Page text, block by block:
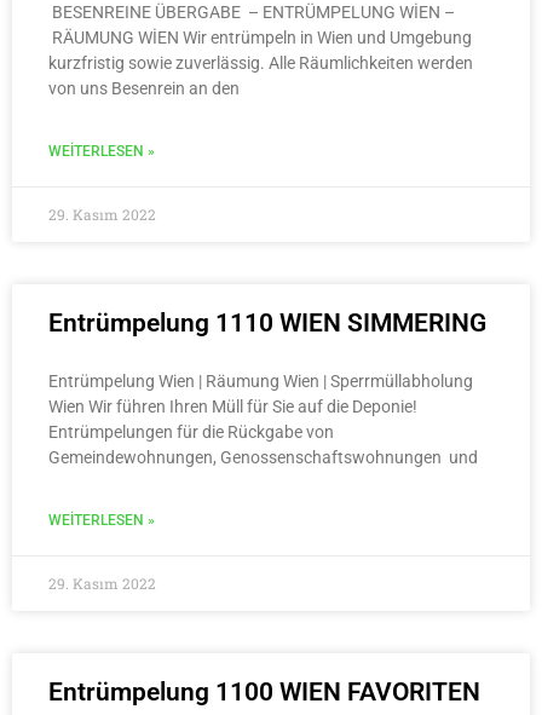
BESENREINE ÜBERGABE – ENTRÜMPELUNG WİEN –
RÄUMUNG WİEN Wir entrümpeln in Wien und Umgebung
kurzfristig sowie zuverlässig. Alle Räumlichkeiten werden
von uns Besenrein an den
WEITERLESEN »
29. Kasım 2022
Entrümpelung 1110 WIEN SIMMERING
Entrümpelung Wien | Räumung Wien | Sperrmüllabholung
Wien Wir führen Ihren Müll für Sie auf die Deponie!
Entrümpelungen für die Rückgabe von
Gemeindewohnungen, Genossenschaftswohnungen und
WEITERLESEN »
29. Kasım 2022
Entrümpelung 1100 WIEN FAVORITEN